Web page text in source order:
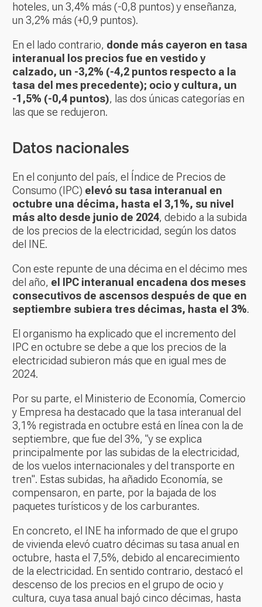
hoteles, un 3,4% más (-0,8 puntos) y enseñanza,
un 3,2% más (+0,9 puntos).
En el lado contrario, donde más cayeron en tasa
interanual los precios fue en vestido y
calzado, un -3,2% (-4,2 puntos respecto a la
tasa del mes precedente); ocio y cultura, un
-1,5% (-0,4 puntos), las dos únicas categorías en
las que se redujeron.
Datos nacionales
En el conjunto del país, el Índice de Precios de
Consumo (IPC) elevó su tasa interanual en
octubre una décima, hasta el 3,1%, su nivel
más alto desde junio de 2024, debido a la subida
de los precios de la electricidad, según los datos
del INE.
Con este repunte de una décima en el décimo mes
del año, el IPC interanual encadena dos meses
consecutivos de ascensos después de que en
septiembre subiera tres décimas, hasta el 3%.
El organismo ha explicado que el incremento del
IPC en octubre se debe a que los precios de la
electricidad subieron más que en igual mes de
2024.
Por su parte, el Ministerio de Economía, Comercio
y Empresa ha destacado que la tasa interanual del
3,1% registrada en octubre está en línea con la de
septiembre, que fue del 3%, "y se explica
principalmente por las subidas de la electricidad,
de los vuelos internacionales y del transporte en
tren". Estas subidas, ha añadido Economía, se
compensaron, en parte, por la bajada de los
paquetes turísticos y de los carburantes.
En concreto, el INE ha informado de que el grupo
de vivienda elevó cuatro décimas su tasa anual en
octubre, hasta el 7,5%, debido al encarecimiento
de la electricidad. En sentido contrario, destacó el
descenso de los precios en el grupo de ocio y
cultura, cuya tasa anual bajó cinco décimas, hasta